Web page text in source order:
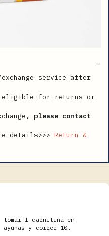
service after
eligible for returns or
please contact
details>>> Return &
tomar l-carnitina en
ayunas y correr 10